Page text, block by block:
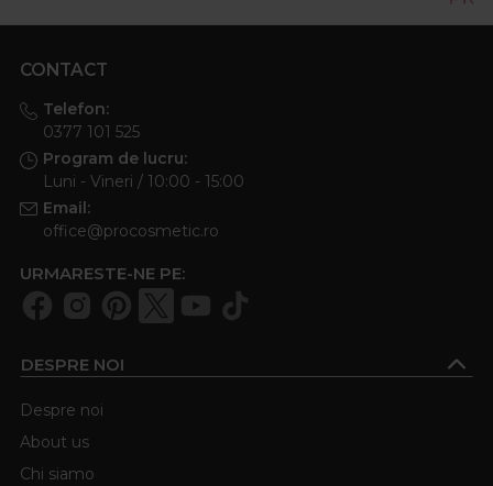
CONTACT
Telefon:
0377 101 525
Program de lucru:
Luni - Vineri / 10:00 - 15:00
Email:
office@procosmetic.ro
URMARESTE-NE PE:
DESPRE NOI
Despre noi
About us
Chi siamo